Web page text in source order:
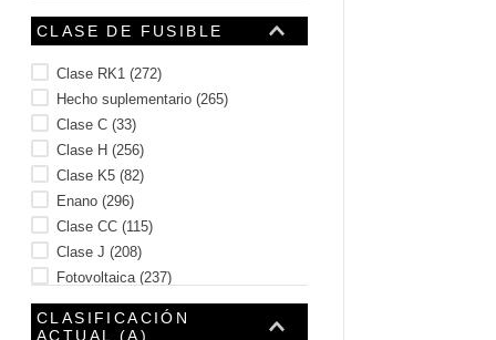
CLASE DE FUSIBLE
Clase RK1 (272)
Hecho suplementario (265)
Clase C (33)
Clase H (256)
Clase K5 (82)
Enano (296)
Clase CC (115)
Clase J (208)
Fotovoltaica (237)
Clase RK5 (255)
CLASIFICACIÓN
ACTUAL (A)